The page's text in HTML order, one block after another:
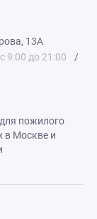
13А
с 9:00 до 21:00
/
пожилого
в Москве и